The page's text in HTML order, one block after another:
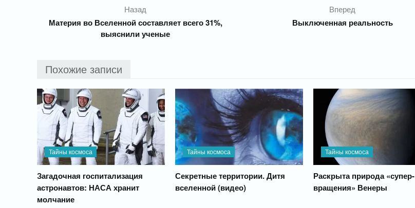
Назад
Материя во Вселенной составляет всего 31%,
выяснили ученые
Вперед
Выключенная реальность
Похожие записи
Тайны космоса
Загадочная госпитализация
астронавтов: НАСА хранит
молчание
Тайны космоса
Секретные территории. Дитя
вселенной (видео)
Тайны космоса
Раскрыта природа «супер-
вращения» Венеры